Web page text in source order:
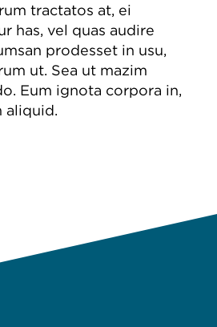
tractatos at, ei
has, vel quas audire
prodesset in usu,
ut. Sea ut mazim
Eum ignota corpora in,
aliquid.